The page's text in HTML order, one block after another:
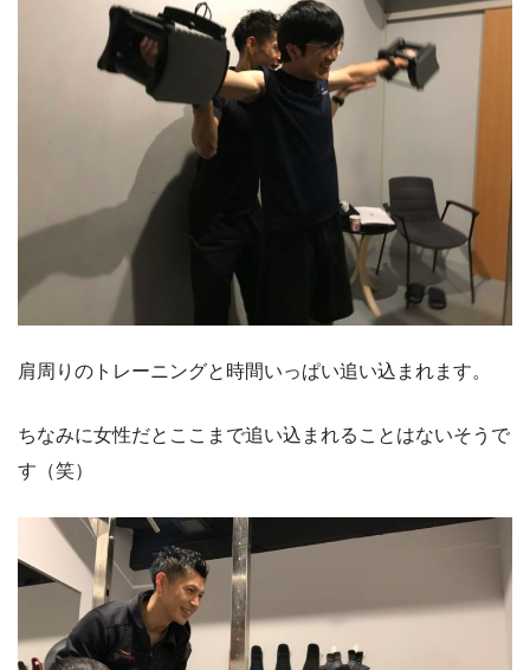
肩周りのトレーニングと時間いっぱい追い込まれます。
ちなみに女性だとここまで追い込まれることはないそうで
す（笑）